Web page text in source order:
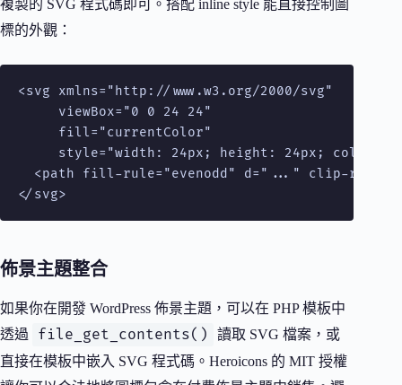
複製的 SVG 程式碼即可。搭配 inline style 能直接控制圖
標的外觀：
<svg xmlns="http://www.w3.org/2000/svg"
     viewBox="0 0 24 24"
     fill="currentColor"
style="width: 24px; height: 24px; color:
<path fill-rule="evenodd" d="..." clip-
</svg>
佈景主題整合
如果你在開發 WordPress 佈景主題，可以在 PHP 模板中
透過
file_get_contents()
讀取 SVG 檔案，或
直接在模板中嵌入 SVG 程式碼。Heroicons 的 MIT 授權